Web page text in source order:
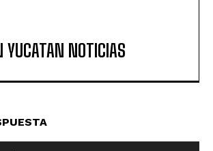
YUCATAN NOTICIAS